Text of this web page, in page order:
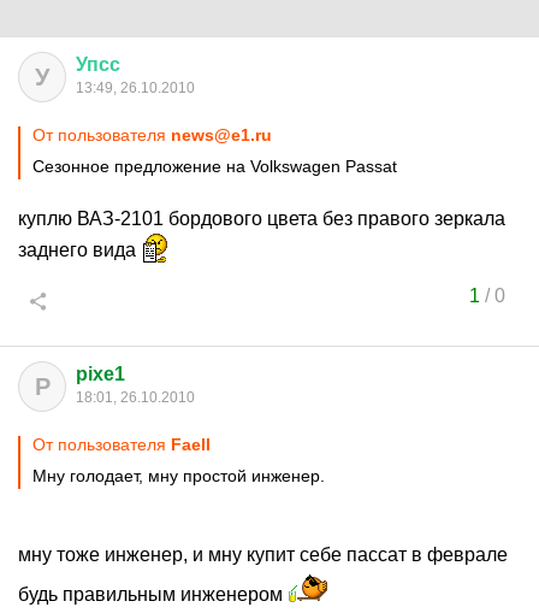
У Упсс
13:49, 26.10.2010
От пользователя news@e1.ru
Сезонное предложение на Volkswagen Passat
куплю ВАЗ-2101 бордового цвета без правого зеркала
заднего вида
1 /0
P pixe1
18:01, 26.10.2010
От пользователя Faell
Мну голодает, мну простой инженер.
мну тоже инженер, и мну купит себе пассат в феврале
будь правильным инженером